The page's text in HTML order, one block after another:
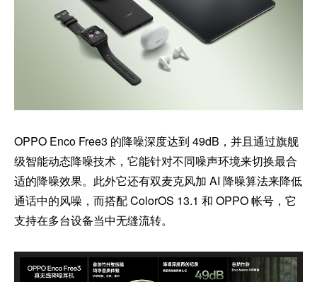
OPPO Enco Free3 的降噪深度达到 49dB，并且通过旗舰
级智能动态降噪技术，它能针对不同噪声环境来切换最合
适的降噪效果。此外它还有双麦克风加 AI 降噪算法来降低
通话中的风噪，而搭配 ColorOS 13.1 和 OPPO 帐号，它
支持在多台设备当中无缝流转。